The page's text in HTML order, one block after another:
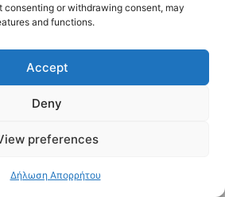
consenting or withdrawing consent, may
and functions.
Accept
Deny
preferences
Δήλωση Απορρήτου